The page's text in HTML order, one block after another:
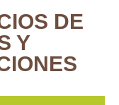
DE
Y